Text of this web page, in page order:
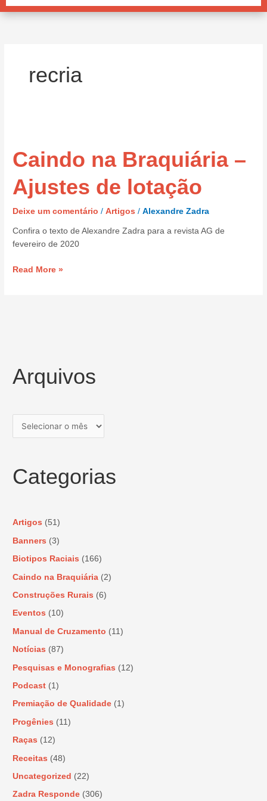
recria
Caindo na Braquiária –
Ajustes de lotação
Deixe um comentário /Artigos /Alexandre Zadra
Confira o texto de Alexandre Zadra para a revista AG de
fevereiro de 2020
Braquiária
–
Ajustes
de
Read More »
Arquivos
Categorias
Artigos (51)
Banners (3)
Biotipos Raciais (166)
Caindo na Braquiária (2)
Construções Rurais (6)
Eventos (10)
Manual de Cruzamento (11)
Notícias (87)
Pesquisas e Monografias (12)
Podcast (1)
Premiação de Qualidade (1)
Progênies (11)
Raças (12)
Receitas (48)
Uncategorized (22)
Zadra Responde (306)